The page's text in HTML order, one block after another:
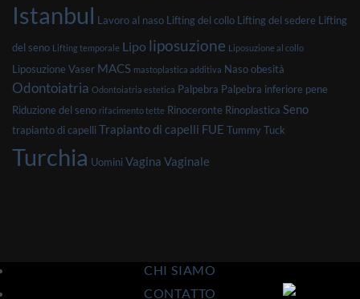
Istanbul Lavoro al naso Lifting del collo Lifting del sedere Lifting
del seno Lifting temporale Lipo liposuzione Liposuzione al collo
Liposuzione Vaser MACS mastoplastica additiva Nasoobesità
Odontoiatria Odontoiatria estetica Palpebra Palpebra inferiore pene
Riduzione del seno rifacimento tette Rinoceronte Rinoplastica Seno
trapianto di capelliTrapianto di capelli FUE Tummy Tuck
Turchia UominiVagina Vaginale
CHI SIAMO
CONTATTO